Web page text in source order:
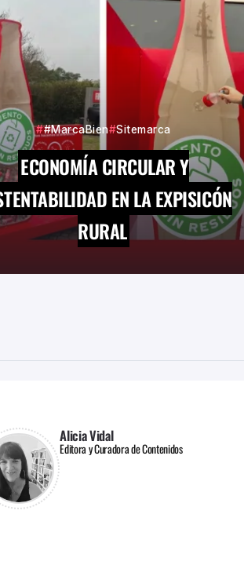
#MarcaBien Sitemarca
ECONOMÍA CIRCULAR Y
EN LA EXPISICÓN
RURAL
Alicia Vidal
Editora y Curadora de Contenidos